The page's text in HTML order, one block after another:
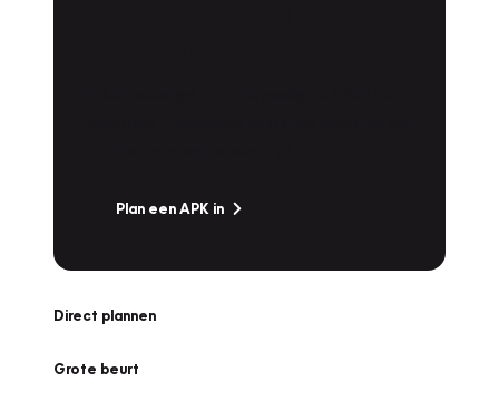
Plan een APK in
Direct plannen
Grote beurt